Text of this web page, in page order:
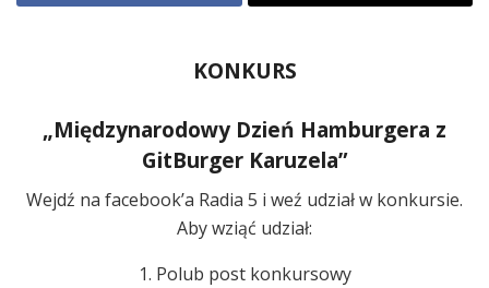
KONKURS
„Międzynarodowy Dzień Hamburgera z
GitBurger Karuzela”
Wejdź na facebook’a Radia 5 i weź udział w konkursie.
Aby wziąć udział:
1. Polub post konkursowy